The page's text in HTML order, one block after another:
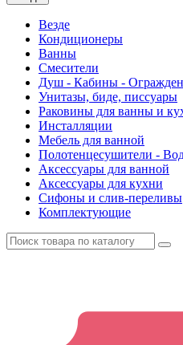
Везде
Кондиционеры
Ванны
Смесители
Душ - Кабины -
Унитазы, биде, писсуары
Раковины для ванны и
Инсталляции
Мебель для ванной
Полотенцесушители -
Аксессуары для ванной
Аксессуары для кухни
Сифоны и слив-переливы
Комплектующие